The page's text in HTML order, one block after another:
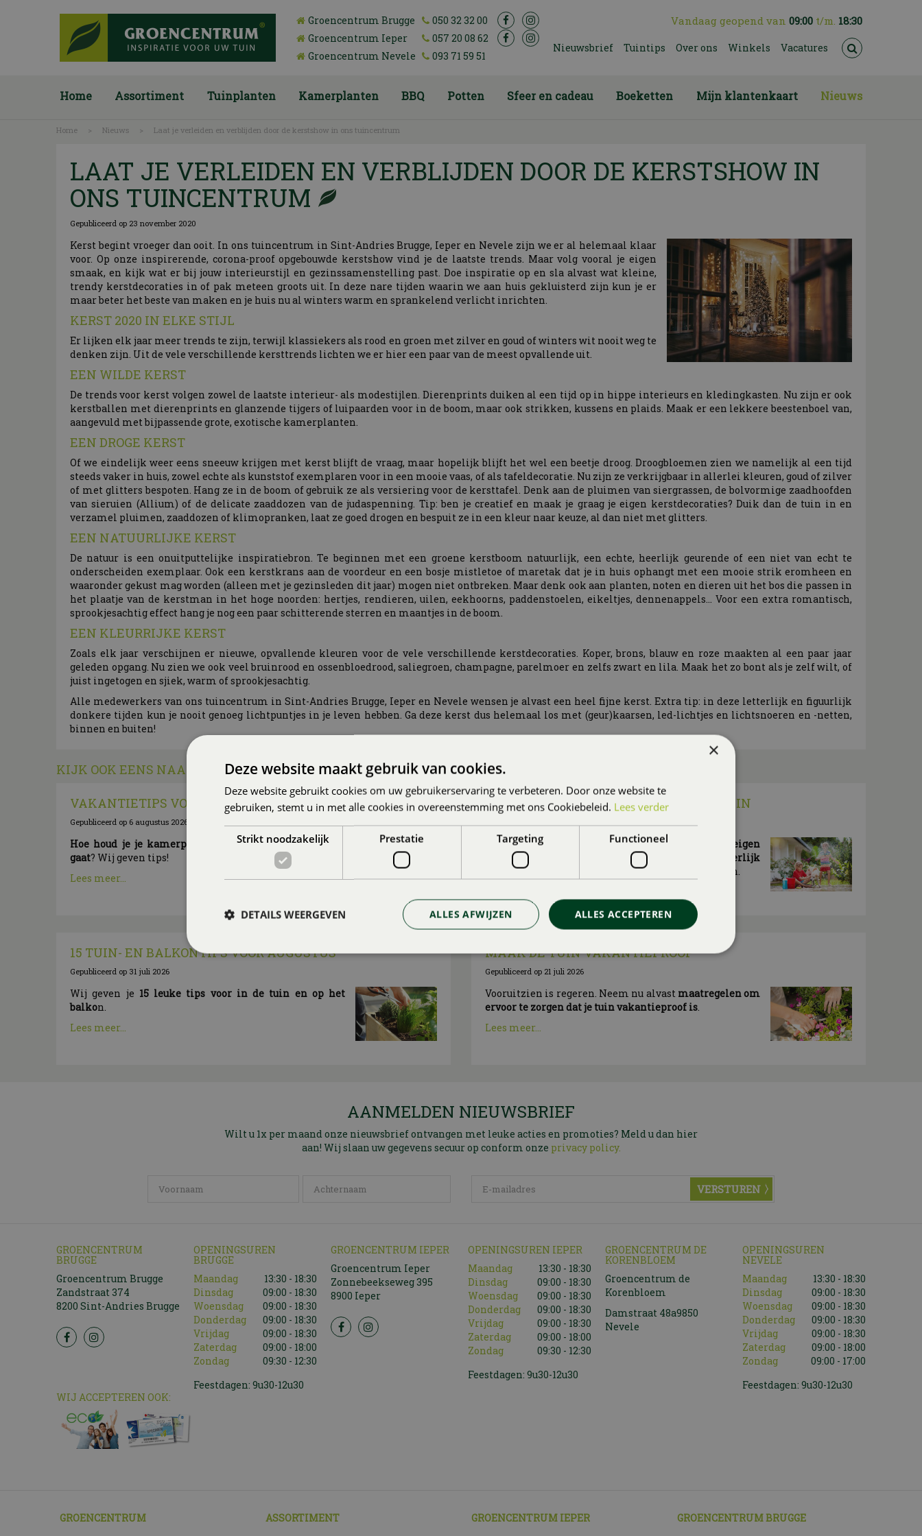
Home > Nieuws > Laat je verleiden en verblijden door de kerstshow in ons tuincentrum
Vandaag geopend van 09:00 t/m. 18:30
Groencentrum Brugge
050 32 32 00
Groencentrum Ieper
057 20 08 62
Groencentrum Nevele
093 71 59 51
Nieuwsbrief Tuintips Over ons Winkels Vacatures
Home Assortiment Tuinplanten Kamerplanten BBQ Potten Sfeer en cadeau Boeketten Mijn klantenkaart Nieuws
LAAT JE VERLEIDEN EN VERBLIJDEN DOOR DE KERSTSHOW IN
ONS TUINCENTRUM
Gepubliceerd op 23 november 2020
Kerst begint vroeger dan ooit. In ons tuincentrum in Sint-Andries Brugge, Ieper en Nevele zijn we er al helemaal klaar
voor. Op onze inspirerende, corona-proof opgebouwde kerstshow vind je de laatste trends. Maar volg vooral je eigen
smaak, en kijk wat er bij jouw interieurstijl en gezinssamenstelling past. Doe inspiratie op en sla alvast wat kleine,
trendy kerstdecoraties in of pak meteen groots uit. In deze nare tijden waarin we aan huis gekluisterd zijn kun je er
maar beter het beste van maken en je huis nu al winters warm en sprankelend verlicht inrichten.
KERST 2020 IN ELKE STIJL
Er lijken elk jaar meer trends te zijn, terwijl klassiekers als rood en groen met zilver en goud of winters wit nooit weg te
denken zijn. Uit de vele verschillende kersttrends lichten we er hier een paar van de meest opvallende uit.
EEN WILDE KERST
De trends voor kerst volgen zowel de laatste interieur- als modestijlen. Dierenprints duiken al een tijd op in hippe interieurs en kledingkasten. Nu zijn er ook
kerstballen met dierenprints en glanzende tijgers of luipaarden voor in de boom, maar ook strikken, kussens en plaids. Maak er een lekkere beestenboel van,
aangevuld met bijpassende grote, exotische kamerplanten.
EEN DROGE KERST
Of we eindelijk weer eens sneeuw krijgen met kerst blijft de vraag, maar hopelijk blijft het wel een beetje droog. Droogbloemen zien we namelijk al een tijd
steeds vaker in huis, zowel echte als kunststof exemplaren voor in een mooie vaas, of als tafeldecoratie. Nu zijn ze verkrijgbaar in allerlei kleuren, goud of zilver
of met glitters bespoten. Hang ze in de boom of gebruik ze als versiering voor de kersttafel. Denk aan de pluimen van siergrassen, de bolvormige zaadhoofden
van sieruien (Allium) of de delicate zaaddozen van de judaspenning. Tip: ben je creatief en maak je graag je eigen kerstdecoraties? Duik dan de tuin in en
verzamel pluimen, zaaddozen of klimopranken, laat ze goed drogen en bespuit ze in een kleur naar keuze, al dan niet met glitters.
EEN NATUURLIJKE KERST
De natuur is een onuitputtelijke inspiratiebron. Te beginnen met een groene kerstboom natuurlijk, een echte, heerlijk geurende of een niet van echt te
onderscheiden exemplaar. Ook een kerstkrans aan de voordeur en een bosje mistletoe of maretak dat je in huis ophangt met een mooie strik eromheen en
waaronder gekust mag worden (alleen met je gezinsleden dit jaar) mogen niet ontbreken. Maar denk ook aan planten, noten en dieren uit het bos die passen in
het plaatje van de kerstman in het hoge noorden: hertjes, rendieren, uilen, eekhoorns, paddenstoelen, eikeltjes, dennenappels… Voor een extra romantisch,
sprookjesachtig effect hang je nog een paar schitterende sterren en maantjes in de boom.
EEN KLEURRIJKE KERST
Zoals elk jaar verschijnen er nieuwe, opvallende kleuren voor de vele verschillende kerstdecoraties. Koper, brons, blauw en roze maakten al een paar jaar
geleden opgang. Nu zien we ook veel bruinrood en ossenbloedrood, saliegroen, champagne, parelmoer en zelfs zwart en lila. Maak het zo bont als je zelf wilt, of
juist ingetogen en sjiek, warm of sprookjesachtig.
Alle medewerkers van ons tuincentrum in Sint-Andries Brugge, Ieper en Nevele wensen je alvast een heel fijne kerst. Extra tip: in deze letterlijk en figuurlijk
donkere tijden kun je nooit genoeg lichtpuntjes in je leven hebben. Ga deze kerst dus helemaal los met (geur)kaarsen, led-lichtjes en lichtsnoeren en -netten,
binnen en buiten!
KIJK OOK EENS NAAR DE VOLGENDE BERICHTEN:
VAKANTIETIPS VOOR JE KAMERPLANTEN
Gepubliceerd op 6 augustus 2026
Hoe houd je je kamerplanten mooi als je op vakantie
gaat? Wij geven tips!
Lees meer...
VAKANTIETIPS (MET KIDS) IN EIGEN TUIN
Ga je deze zomer niet op vakantie? Maak er dan in
eigen
tuin of op eigen balkon of (dak)terras een heerlijk
vakantieparadijsje van
, ook voor de (klein)kinderen.
15 TUIN- EN BALKONTIPS VOOR AUGUSTUS
Gepubliceerd op 31 juli 2026
Wij geven je 15 leuke tips voor in de tuin en op het
balkon.
Lees meer...
MAAK DE TUIN VAKANTIEPROOF
Gepubliceerd op 21 juli 2026
Vooruitzien is regeren. Neem nu alvast maatregelen om
ervoor te zorgen dat je tuin vakantieproof is.
Lees meer...
AANMELDEN NIEUWSBRIEF
Wilt u 1x per maand onze nieuwsbrief ontvangen met leuke acties en promoties? Meld u dan hier
aan! Wij slaan uw gegevens secuur op conform onze privacy policy.
GROENCENTRUM
BRUGGE
Groencentrum Brugge
Zandstraat 374
8200 Sint-Andries Brugge
WIJ ACCEPTEREN OOK:
OPENINGSUREN
BRUGGE
Maandag
13:30 - 18:30
Dinsdag
09:00 - 18:30
Woensdag
09:00 - 18:30
Donderdag
09:00 - 18:30
Vrijdag
09:00 - 18:30
Zaterdag
09:00 - 18:00
Zondag
09:30 - 12:30
Feestdagen: 9u30-12u30
GROENCENTRUM IEPER
Groencentrum Ieper
Zonnebeekseweg 395
8900 Ieper
OPENINGSUREN IEPER
Maandag
13:30 - 18:30
Dinsdag
09:00 - 18:30
Woensdag
09:00 - 18:30
Donderdag
09:00 - 18:30
Vrijdag
09:00 - 18:30
Zaterdag
09:00 - 18:00
Zondag
09:30 - 12:30
Feestdagen: 9u30-12u30
GROENCENTRUM DE
KORENBLOEM
Groencentrum de
Korenbloem
Damstraat 48a9850
Nevele
OPENINGSUREN
NEVELE
Maandag
13:30 - 18:30
Dinsdag
09:00 - 18:30
Woensdag
09:00 - 18:30
Donderdag
09:00 - 18:30
Vrijdag
09:00 - 18:30
Zaterdag
09:00 - 18:00
Zondag
09:00 - 17:00
Feestdagen: 9u30-12u30
GROENCENTRUM ASSORTIMENT GROENCENTRUM IEPER GROENCENTRUM BRUGGE
×
Deze website maakt gebruik van cookies.
Deze website gebruikt cookies om uw gebruikerservaring te verbeteren. Door onze website te
gebruiken, stemt u in met alle cookies in overeenstemming met ons Cookiebeleid. Lees verder
Strikt noodzakelijk Prestatie Targeting Functioneel
ALLES ACCEPTEREN
ALLES AFWIJZEN
DETAILS WEERGEVEN